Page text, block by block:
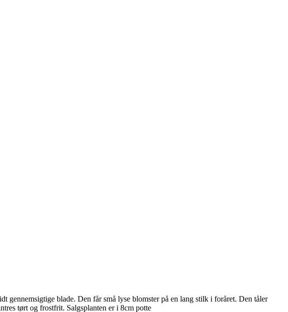
gennemsigtige blade. Den får små lyse blomster på en lang stilk i foråret. Den tåler
tørt og frostfrit. Salgsplanten er i 8cm potte